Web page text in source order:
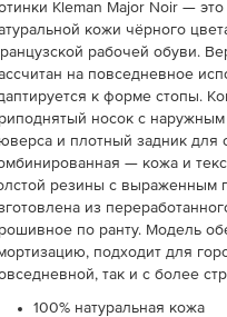
Kleman Major Noir —
кожи чёрного
рабочей обуви.
на повседневное
к форме стопы.
носок с
и плотный задник для
— кожа и
резины с выраженным
из
по ранту. Модель
подходит для
так и с более
100% натуральная кожа